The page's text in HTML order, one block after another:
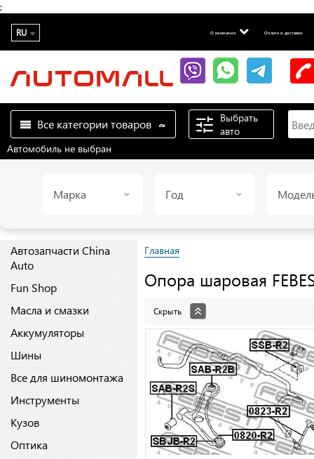
;
RU О компании Оплата и доставка
Все категории товаров
Выбрать
авто
Автомобиль не выбран
Марка Год
Автозапчасти China
Auto
Fun Shop
Масла и смазки
Аккумуляторы
Шины
Все для шиномонтажа
Инструменты
Кузов
Оптика
Главная
Опора шаровая
Скрыть